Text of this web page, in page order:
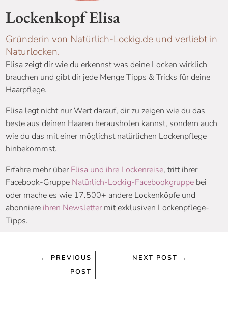
Lockenkopf Elisa
Gründerin von Natürlich-Lockig.de und verliebt in
Naturlocken.
Elisa zeigt dir wie du erkennst was deine Locken wirklich
brauchen und gibt dir jede Menge Tipps & Tricks für deine
Haarpflege.
Elisa legt nicht nur Wert darauf, dir zu zeigen wie du das
beste aus deinen Haaren herausholen kannst, sondern auch
wie du das mit einer möglichst natürlichen Lockenpflege
hinbekommst.
Erfahre mehr überElisa und ihre Lockenreise, tritt ihrer
Facebook-Gruppe Natürlich-Lockig-Facebookgruppe bei
oder mache es wie 17.500+ andere Lockenköpfe und
abonniere ihren Newslettermit exklusiven Lockenpflege-
Tipps.
← PREVIOUS
POST
NEXT POST →